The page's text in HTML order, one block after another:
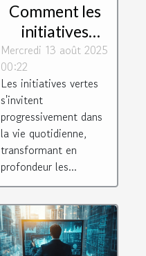
Comment les
initiatives
vertes
transforment-
elles notre
quotidien ?
Mercredi 13 août 2025
00:22
Les initiatives vertes
s'invitent
progressivement dans
la vie quotidienne,
transformant en
profondeur les...